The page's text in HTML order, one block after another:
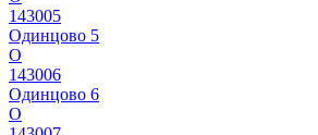
143005
Одинцово 5
О
143006
Одинцово 6
О